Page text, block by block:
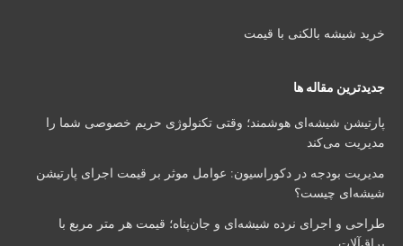
خرید شیشه بالکنی با قیمت
جدیدترین مقاله ها
پارتیشن شیشه‌ای هوشمند؛ وقتی تکنولوژی حریم خصوصی شما را
مدیریت می‌کند
مدیریت بودجه در دکوراسیون: عوامل موثر بر قیمت اجرای پارتیشن
شیشه‌ای چیست؟
طراحی و اجرای نرده شیشه‌ای و جان‌پناه؛ قیمت هر متر مربع با